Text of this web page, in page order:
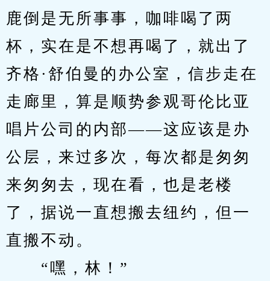
鹿倒是无所事事，咖啡喝了两
杯，实在是不想再喝了，就出了
齐格·舒伯曼的办公室，信步走在
走廊里，算是顺势参观哥伦比亚
唱片公司的内部——这应该是办
公层，来过多次，每次都是匆匆
来匆匆去，现在看，也是老楼
了，据说一直想搬去纽约，但一
直搬不动。
“嘿，林！”